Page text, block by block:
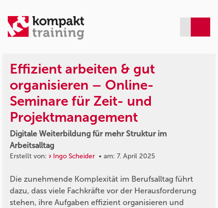
Effizient arbeiten & gut
organisieren – Online-
Seminare für Zeit- und
Projektmanagement
Digitale Weiterbildung für mehr Struktur im
Arbeitsalltag
Erstellt von: Ingo Scheider • am: 7. April 2025
Die zunehmende Komplexität im Berufsalltag führt
dazu, dass viele Fachkräfte vor der Herausforderung
stehen, ihre Aufgaben effizient organisieren und